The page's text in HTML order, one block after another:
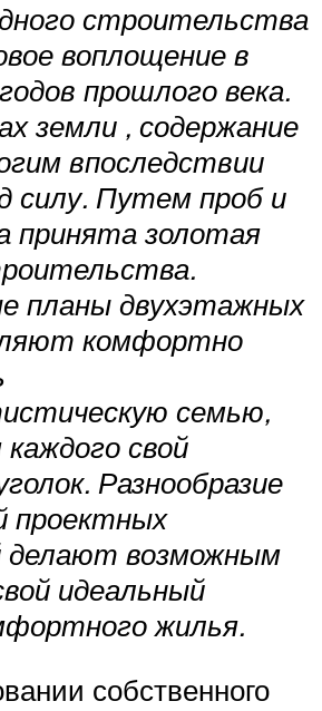
строительства
воплощение в
прошлого века.
земли , содержание
впоследствии
силу. Путем проб и
принята золотая
планы двухэтажных
комфортно
семью,
свой
Разнообразие
проектных
делают возможным
идеальный
жилья.
собственного